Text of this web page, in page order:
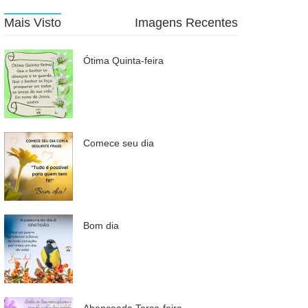
Mais Visto Imagens Recentes
Ótima Quinta-feira
Comece seu dia
Bom dia